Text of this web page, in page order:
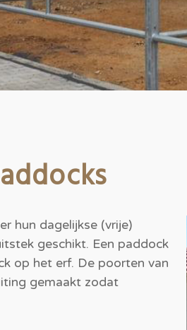
hun dagelijkse (vrije)
geschikt. Een paddock
op het erf. De poorten van
gemaakt zodat